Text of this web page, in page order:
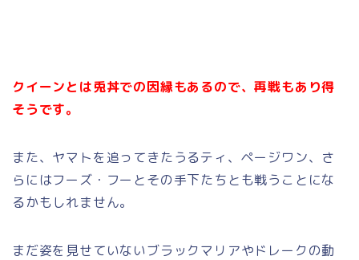
クイーンとは兎丼での因縁もあるので、再戦もあり得
そうです。
また、ヤマトを追ってきたうるティ、ページワン、さ
らにはフーズ・フーとその手下たちとも戦うことにな
るかもしれません。
まだ姿を見せていないブラックマリアやドレークの動